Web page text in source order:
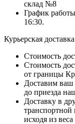
склад №8
График
16:30.
Курьерская доставка
Стоимость
Стоимость
от границы
Доставим ваш
до приезда
Доставку в
транспортной
исходя из